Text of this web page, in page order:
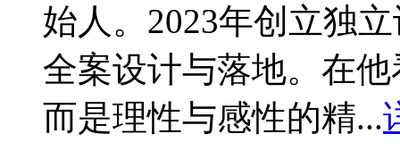
始人。2023年创立独
全案设计与落地。在
而是理性与感性的精...